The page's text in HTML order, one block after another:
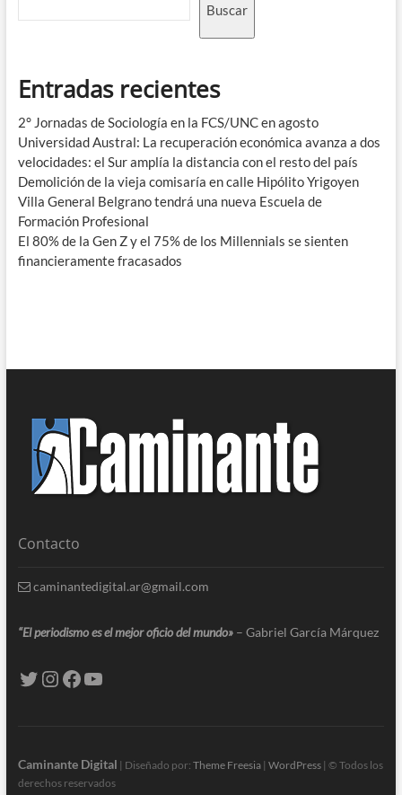
Buscar
Entradas recientes
2° Jornadas de Sociología en la FCS/UNC en agosto
Universidad Austral: La recuperación económica avanza a dos
velocidades: el Sur amplía la distancia con el resto del país
Demolición de la vieja comisaría en calle Hipólito Yrigoyen
Villa General Belgrano tendrá una nueva Escuela de
Formación Profesional
El 80% de la Gen Z y el 75% de los Millennials se sienten
financieramente fracasados
Contacto
caminantedigital.ar@gmail.com
“El periodismo es el mejor oficio del mundo» – Gabriel García Márquez
Caminante Digital | Diseñado por: Theme Freesia| WordPress| © Todos los
derechos reservados